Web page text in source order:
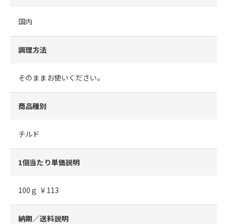
国内
調理方法
そのままお使いください。
商品種別
チルド
1個当たり単価説明
100ｇ ￥113
納期／送料説明